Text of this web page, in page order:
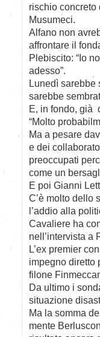
rischio
Musumeci.
Alfano non
affrontare il
Plebiscito: “Io
adesso”.
Lunedì sarebbe
sarebbe
E, in fondo, già
“Molto
Ma a pesare
e dei
preoccupati
come un
E poi Gianni
C’è molto dello
l’addio alla
Cavaliere ha
nell’intervista a
L’ex premier
impegno diretto
filone
Da ultimo i
situazione
Ma la somma
mente